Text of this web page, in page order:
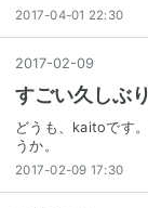
2017-04-01 22:30
2017-02-09
すごい久しぶ
どうも、kaitoです
うか。
2017-02-09 17:30